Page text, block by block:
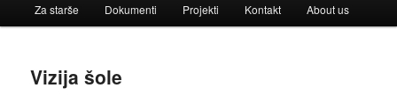
Za starše Dokumenti Projekti Kontakt About us
Vizija šole